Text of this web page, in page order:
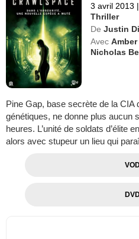
3 avril 2013 |
Thriller
De Justin
Avec
Nicholas
Pine Gap, base secrète de la CIA
génétiques, ne donne plus aucun
heures. L’unité de soldats d’élite
alors avec stupeur un lieu qui